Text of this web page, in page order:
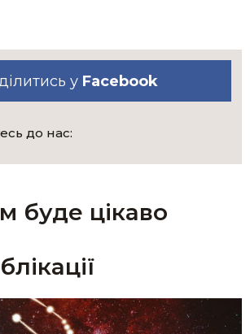
у Facebook
до нас:
буде цікаво